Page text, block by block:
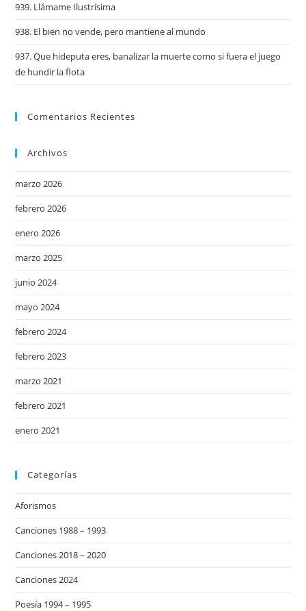
939. Llámame Ilustrísima
938. El bien no vende, pero mantiene al mundo
937. Que hideputa eres, banalizar la muerte como si fuera el juego
de hundir la flota
Comentarios Recientes
Archivos
marzo 2026
febrero 2026
enero 2026
marzo 2025
junio 2024
mayo 2024
febrero 2024
febrero 2023
marzo 2021
febrero 2021
enero 2021
Categorías
Aforismos
Canciones 1988 – 1993
Canciones 2018 – 2020
Canciones 2024
Poesía 1994 – 1995